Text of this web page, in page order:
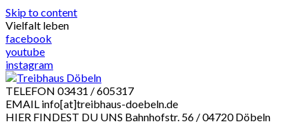
Skip to content
Vielfalt leben
facebook
youtube
instagram
TELEFON 03431 / 605317
EMAIL info[at]treibhaus-doebeln.de
HIER FINDEST DU UNS Bahnhofstr. 56 / 04720 Döbeln